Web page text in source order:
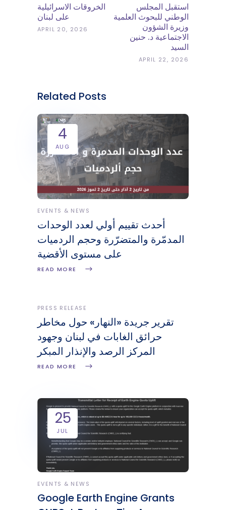
الخروقات الاسرائيلية
على لبنان
APRIL 20, 2026
استقبل المجلس
الوطني للبحوث العلمية
وزيرة الشؤون
الاجتماعية د. حنين
السيد
APRIL 22, 2026
Related Posts
4
AUG
EVENTS & NEWS
أحدث تقييم أولي لعدد الوحدات
المدمّرة والمتضرّرة وحجم الردميات
على مستوى الأقضية
READ MORE
PRESS RELEASE
تقرير جريدة «النهار» حول مخاطر
حرائق الغابات في لبنان وجهود
المركز الرصد والإنذار المبكر
READ MORE
25
JUL
EVENTS & NEWS
Google Earth Engine Grants